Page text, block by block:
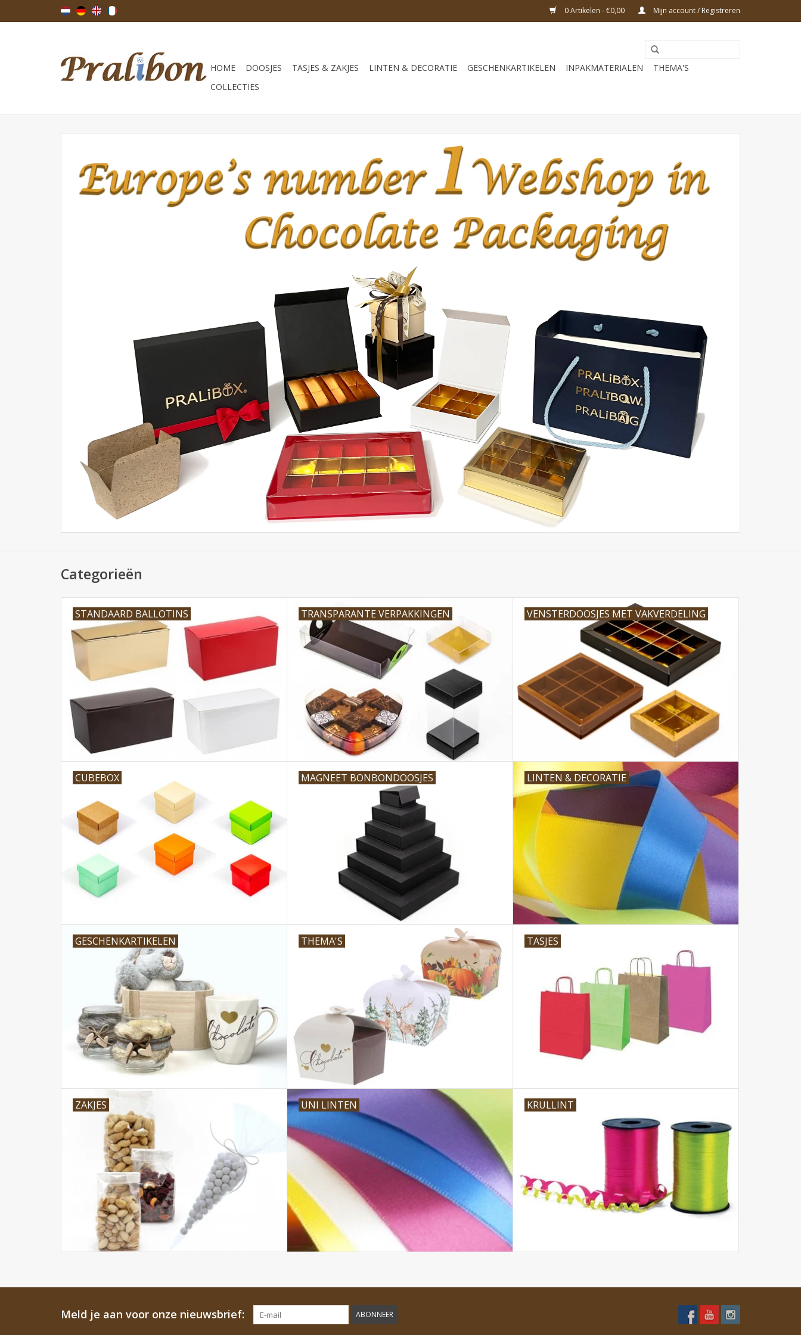
0 Artikelen - €0,00 Mijn account / Registreren
HOME DOOSJES TASJES & ZAKJES LINTEN & DECORATIE GESCHENKARTIKELEN INPAKMATERIALEN
THEMA'S
COLLECTIES
Categorieën
STANDAARD BALLOTINS TRANSPARANTE VERPAKKINGEN VENSTERDOOSJES MET VAKVERDELING
CUBEBOX MAGNEET BONBONDOOSJES LINTEN & DECORATIE
GESCHENKARTIKELEN THEMA'S TASJES
ZAKJES UNI LINTEN KRULLINT
Meld je aan voor onze nieuwsbrief: ABONNEER